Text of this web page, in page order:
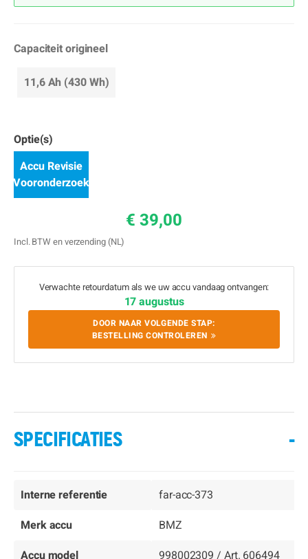
Capaciteit origineel
11,6 Ah (430 Wh)
Optie(s)
Accu Revisie
Vooronderzoek
€ 39,00
Incl. BTW en verzending (NL)
Verwachte retourdatum als we uw accu vandaag ontvangen:
17 augustus
DOOR NAAR VOLGENDE STAP:
BESTELLING CONTROLEREN
SPECIFICATIES -
Interne referentie
far-acc-373
Merk accu
BMZ
Accu model
998002309 / Art. 606494